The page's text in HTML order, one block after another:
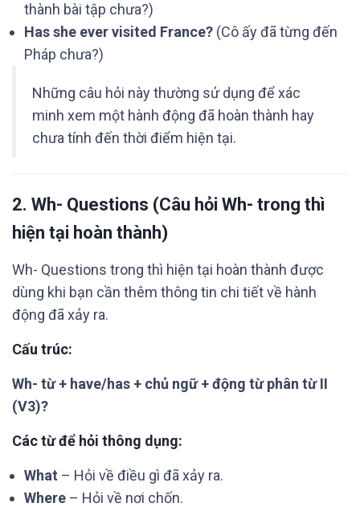
thành bài tập chưa?)
Has she ever visited France? (Cô ấy đã từng đến
Pháp chưa?)
Những câu hỏi này thường sử dụng để xác
minh xem một hành động đã hoàn thành hay
chưa tính đến thời điểm hiện tại.
2. Wh- Questions (Câu hỏi Wh- trong thì
hiện tại hoàn thành)
Wh- Questions trong thì hiện tại hoàn thành được
dùng khi bạn cần thêm thông tin chi tiết về hành
động đã xảy ra.
Cấu trúc:
Wh- từ + have/has + chủ ngữ + động từ phân từ II
(V3)?
Các từ để hỏi thông dụng:
What – Hỏi về điều gì đã xảy ra.
Where – Hỏi về nơi chốn.